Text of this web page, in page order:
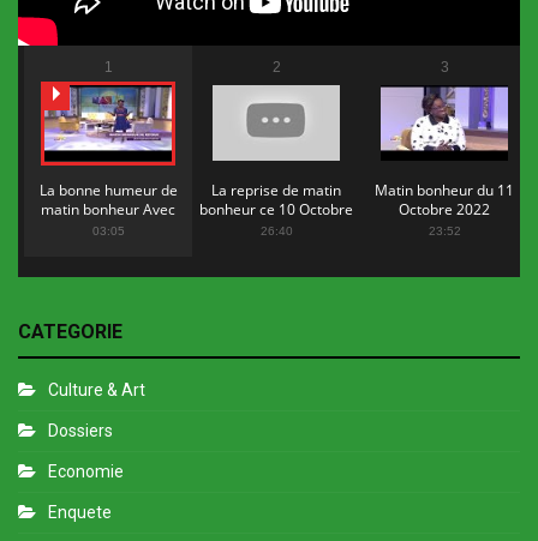
1
La bonne humeur de
matin bonheur Avec
Flopy Mendosa
03:05
2
La reprise de matin
bonheur ce 10 Octobre
2022
26:40
3
Matin bonheur du 11
Octobre 2022
23:52
CATEGORIE
Culture & Art
Dossiers
Economie
Enquete